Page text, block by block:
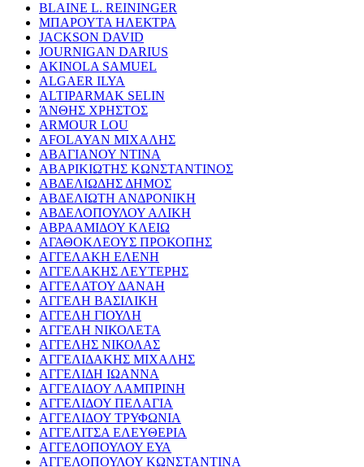
BLAINE L. REININGER
ΜΠΑΡΟΥΤΑ ΗΛΕΚΤΡΑ
JACKSON DAVID
JOURNIGAN DARIUS
AKINOLA SAMUEL
ALGAER ILYA
ALTIPARMAK SELIN
ΆΝΘΗΣ ΧΡΗΣΤΟΣ
ARMOUR LOU
AFOLAYAN ΜΙΧΑΛΗΣ
ΑΒΑΓΙΑΝΟΥ ΝΤΙΝΑ
ΑΒΑΡΙΚΙΩΤΗΣ ΚΩΝΣΤΑΝΤΙΝΟΣ
ΑΒΔΕΛΙΩΔΗΣ ΔΗΜΟΣ
ΑΒΔΕΛΙΩΤΗ ΑΝΔΡΟΝΙΚΗ
ΑΒΔΕΛΟΠΟΥΛΟΥ ΑΛΙΚΗ
ΑΒΡΑΑΜΙΔΟΥ ΚΛΕΙΩ
ΑΓΑΘΟΚΛΕΟΥΣ ΠΡΟΚΟΠΗΣ
ΑΓΓΕΛΑΚΗ ΕΛΕΝΗ
ΑΓΓΕΛΑΚΗΣ ΛΕΥΤΕΡΗΣ
ΑΓΓΕΛΑΤΟΥ ΔΑΝΑΗ
ΑΓΓΕΛΗ ΒΑΣΙΛΙΚΗ
ΑΓΓΕΛΗ ΓΙΟΥΛΗ
ΑΓΓΕΛΗ ΝΙΚΟΛΕΤΑ
ΑΓΓΕΛΗΣ ΝΙΚΟΛΑΣ
ΑΓΓΕΛΙΔΑΚΗΣ ΜΙΧΑΛΗΣ
ΑΓΓΕΛΙΔΗ ΙΩΑΝΝΑ
ΑΓΓΕΛΙΔΟΥ ΛΑΜΠΡΙΝΗ
ΑΓΓΕΛΙΔΟΥ ΠΕΛΑΓΙΑ
ΑΓΓΕΛΙΔΟΥ ΤΡΥΦΩΝΙΑ
ΑΓΓΕΛΙΤΣΑ ΕΛΕΥΘΕΡΙΑ
ΑΓΓΕΛΟΠΟΥΛΟΥ ΕΥΑ
ΑΓΓΕΛΟΠΟΥΛΟΥ ΚΩΝΣΤΑΝΤΙΝΑ